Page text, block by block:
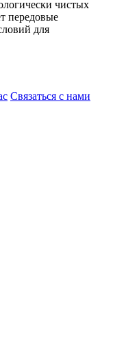
чистых
передовые
для
Связаться с нами